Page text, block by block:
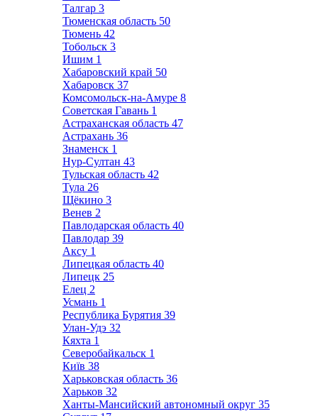
Талгар 3
Тюменская область 50
Тюмень 42
Тобольск 3
Ишим 1
Хабаровский край 50
Хабаровск 37
Комсомольск-на-Амуре 8
Советская Гавань 1
Астраханская область 47
Астрахань 36
Знаменск 1
Нур-Султан 43
Тульская область 42
Тула 26
Щёкино 3
Венев 2
Павлодарская область 40
Павлодар 39
Аксу 1
Липецкая область 40
Липецк 25
Елец 2
Усмань 1
Республика Бурятия 39
Улан-Удэ 32
Кяхта 1
Северобайкальск 1
Київ 38
Харьковская область 36
Харьков 32
Ханты-Мансийский автономный округ 35